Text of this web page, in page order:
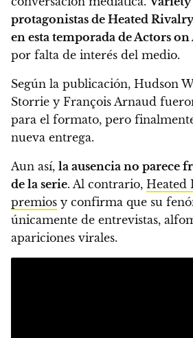
protagonistas de Heated
en esta temporada de Actors on
por falta de interés del medio.
Según la publicación, Hudson
Storrie y François Arnaud
para el formato, pero
nueva entrega.
Aun así, la ausencia no parece
de la serie. Al contrario, Heated
premios y confirma que su
únicamente de entrevistas,
apariciones virales.